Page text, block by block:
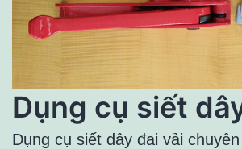
Dụng cụ siết
Dụng cụ siết dây đai vải